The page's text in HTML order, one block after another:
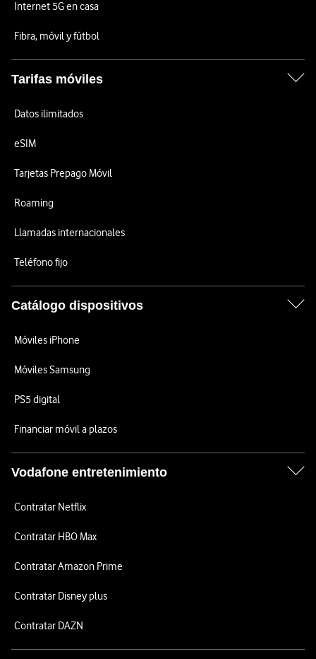
Internet 5G en casa
Fibra, móvil y fútbol
Tarifas móviles
Datos ilimitados
eSIM
Tarjetas Prepago Móvil
Roaming
Llamadas internacionales
Teléfono fijo
Catálogo dispositivos
Móviles iPhone
Móviles Samsung
PS5 digital
Financiar móvil a plazos
Vodafone entretenimiento
Contratar Netflix
Contratar HBO Max
Contratar Amazon Prime
Contratar Disney plus
Contratar DAZN